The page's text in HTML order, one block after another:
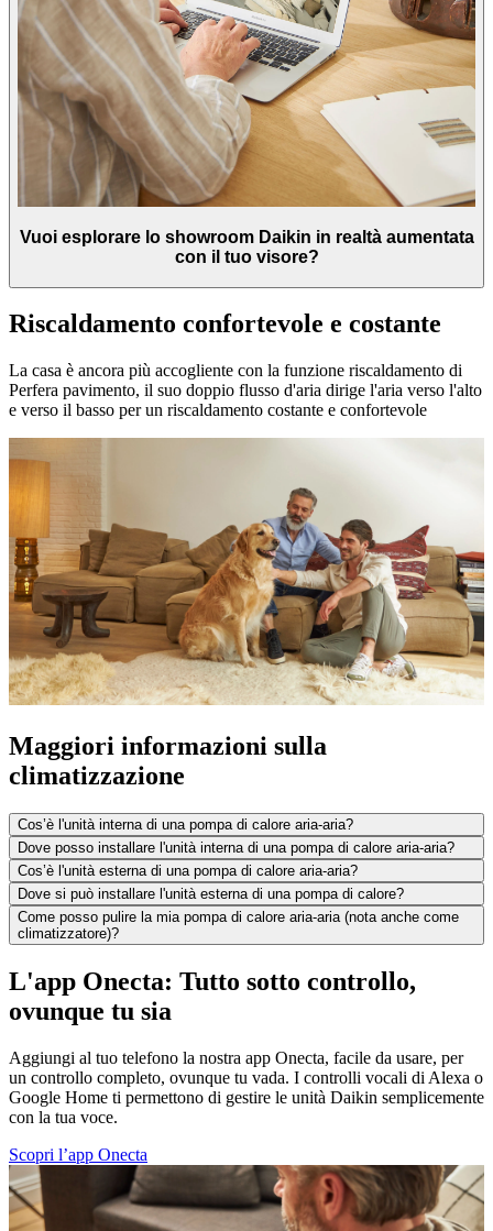
Vuoi esplorare lo showroom Daikin in realtà aumentata
con il tuo visore?
Riscaldamento confortevole e costante
La casa è ancora più accogliente con la funzione riscaldamento di
Perfera pavimento, il suo doppio flusso d'aria dirige l'aria verso l'alto
e verso il basso per un riscaldamento costante e confortevole
Maggiori informazioni sulla
climatizzazione
Cos’è l'unità interna di una pompa di calore aria-aria?
Dove posso installare l'unità interna di una pompa di calore aria-aria?
Cos’è l'unità esterna di una pompa di calore aria-aria?
Dove si può installare l'unità esterna di una pompa di calore?
Come posso pulire la mia pompa di calore aria-aria (nota anche come
climatizzatore)?
L'app Onecta: Tutto sotto controllo,
ovunque tu sia
Aggiungi al tuo telefono la nostra app Onecta, facile da usare, per
un controllo completo, ovunque tu vada. I controlli vocali di Alexa o
Google Home ti permettono di gestire le unità Daikin semplicemente
con la tua voce.
Scopri l’app Onecta